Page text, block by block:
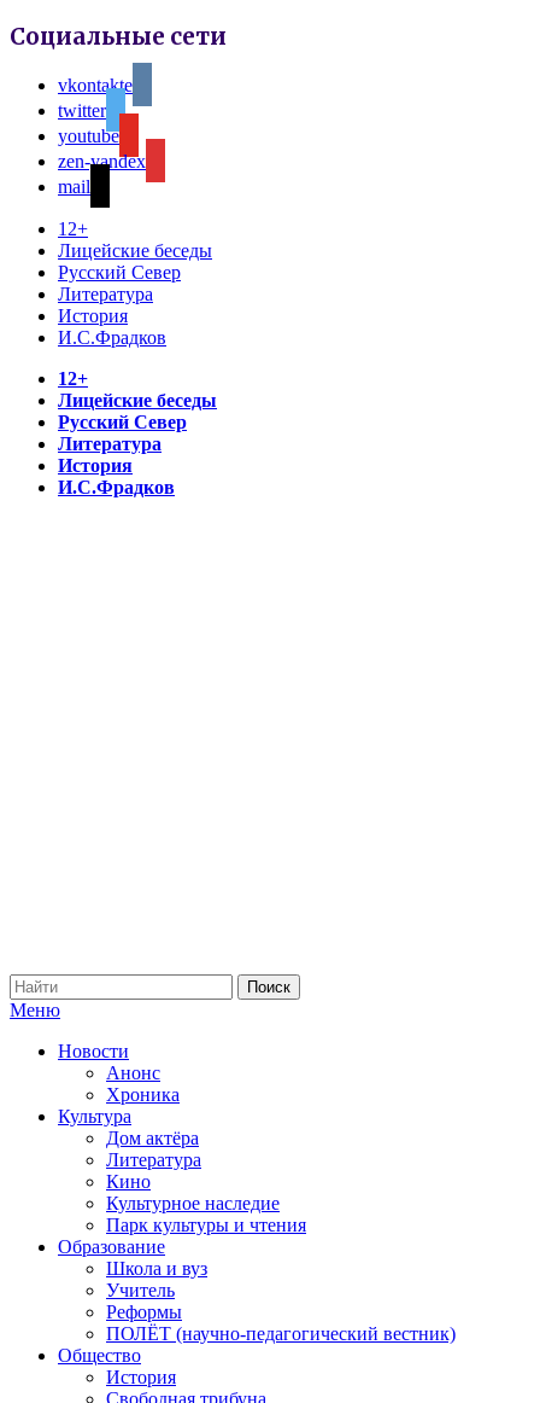
Социальные сети
vkontakte
twitter
youtube
zen-yandex
mail
12+
Лицейские беседы
Русский Север
Литература
История
И.С.Фрадков
12+
Лицейские беседы
Русский Север
Литература
История
И.С.Фрадков
Меню
Новости
Анонс
Хроника
Культура
Дом актёра
Литература
Кино
Культурное наследие
Парк культуры и чтения
Образование
Школа и вуз
Учитель
Реформы
ПОЛЁТ (научно-педагогический вестник)
Общество
История